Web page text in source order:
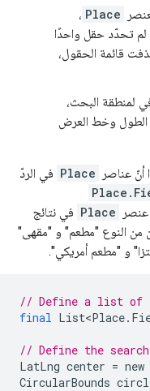
Place ،
تحدّد حقل واحدًا
قائمة الحقول،
البحث،
وخط العرض
Place في الردّ
Place في نتائج
النوع "مطعم" و "مقهى"
و "مطعم أمريكي".
// Define a list
final List<Place.
// Define the
LatLng center =
CircularBounds